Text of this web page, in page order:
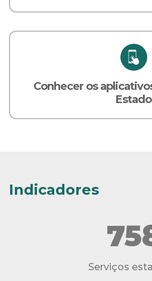
Conhecer os
Estado
Indicadores
Serviços